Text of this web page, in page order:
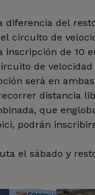
diferencia del
circuito de
inscripción de 10
de
será en
distancia
que
podrán
el sábado y